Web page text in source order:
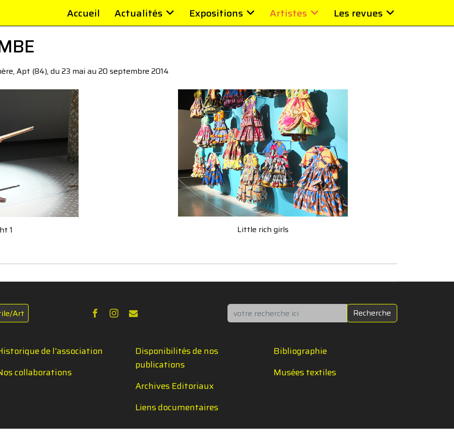
Accueil Actualités Expositions Artistes Les revues
Apt (84), du 23 mai au 20 septembre 2014
1 Little rich girls
Art Rechercher Recherche
de l'association
collaborations
Disponibilités de nos
publications
Archives Editoriaux
Liens documentaires
Bibliographie
Musées textiles